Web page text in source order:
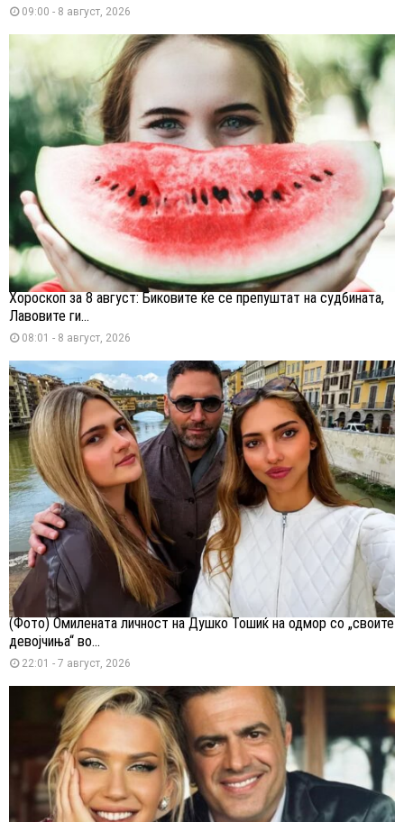
09:00 - 8 август, 2026
Хороскоп за 8 август: Биковите ќе се препуштат на судбината,
Лавовите ги...
08:01 - 8 август, 2026
(Фото) Омилената личност на Душко Тошиќ на одмор со „своите
девојчиња“ во...
22:01 - 7 август, 2026